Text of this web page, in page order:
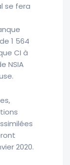
se fera
1 564
CI à
NSIA
2020.